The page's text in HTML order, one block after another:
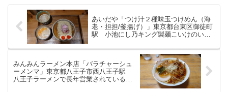
あいだや「つけ汁２種味玉つけめん（海
老・担担/釜揚げ）」東京都台東区御徒町
駅 小池にし乃キング製麺こいけのいえ
ーロインご飯提供の人気のお店
みんみんラーメン本店「バラチャーシュ
ーメンマ」東京都八王子市西八王子駅
八王子ラーメンで長年営業されている人